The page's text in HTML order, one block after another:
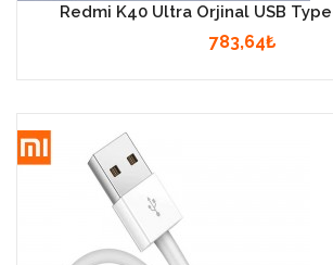
Redmi K40 Ultra Orjinal USB
783,64₺